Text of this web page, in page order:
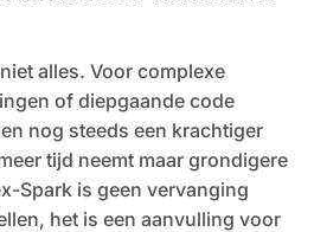
alles. Voor complexe
of diepgaande code
nog steeds een krachtiger
tijd neemt maar grondigere
Spark is geen vervanging
het is een aanvulling voor